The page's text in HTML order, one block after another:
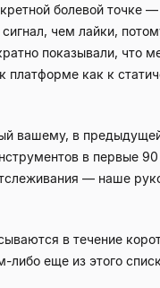
болевой точке
чем лайки,
показывали, что
платформе как к
вашему, в
в первые
— наше
в течение
либо еще из этого